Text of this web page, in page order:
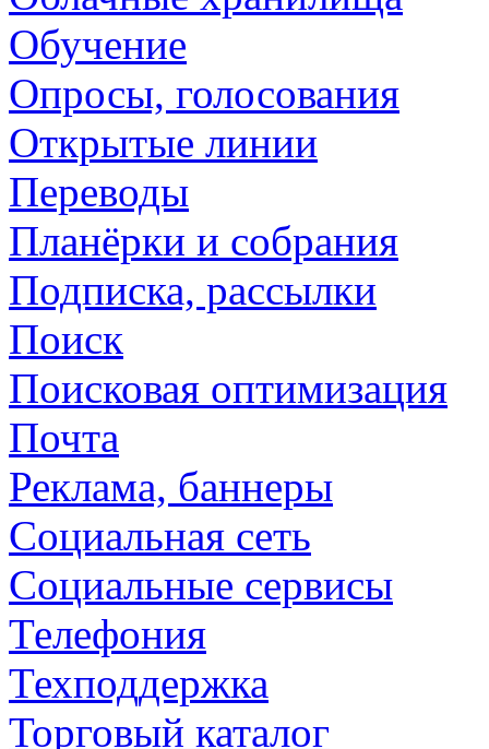
Обучение
Опросы, голосования
Открытые линии
Переводы
Планёрки и собрания
Подписка, рассылки
Поиск
Поисковая оптимизация
Почта
Реклама, баннеры
Социальная сеть
Социальные сервисы
Телефония
Техподдержка
Торговый каталог